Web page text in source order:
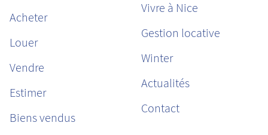
Acheter
Louer
Vendre
Estimer
Biens vendus
Vivre à Nice
Gestion locative
Winter
Actualités
Contact